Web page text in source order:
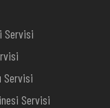
Servisi
Servisi
Servisi